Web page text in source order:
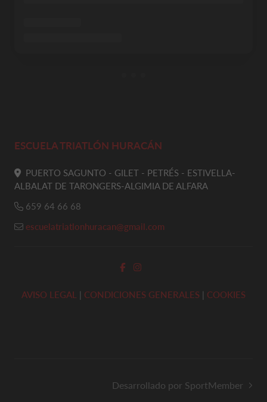
ESCUELA TRIATLÓN HURACÁN
PUERTO SAGUNTO - GILET - PETRÉS - ESTIVELLA-
ALBALAT DE TARONGERS-ALGIMIA DE ALFARA
659 64 66 68
escuelatriatlonhuracan@gmail.com
AVISO LEGAL | CONDICIONES GENERALES | COOKIES
Desarrollado por SportMember